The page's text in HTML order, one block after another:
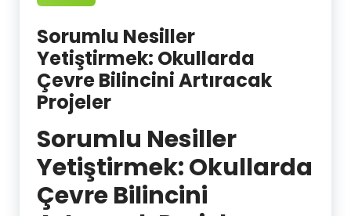
Sorumlu Nesiller
Yetiştirmek: Okullarda
Çevre Bilincini Artıracak
Projeler
Sorumlu Nesiller
Yetiştirmek: Okullarda
Çevre Bilincini